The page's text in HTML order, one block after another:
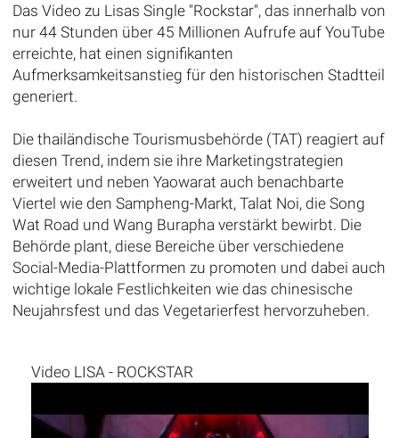
Das Video zu Lisas Single "Rockstar", das innerhalb von
nur 44 Stunden über 45 Millionen Aufrufe auf YouTube
erreichte, hat einen signifikanten
Aufmerksamkeitsanstieg für den historischen Stadtteil
generiert.
Die thailändische Tourismusbehörde (TAT) reagiert auf
diesen Trend, indem sie ihre Marketingstrategien
erweitert und neben Yaowarat auch benachbarte
Viertel wie den Sampheng-Markt, Talat Noi, die Song
Wat Road und Wang Burapha verstärkt bewirbt. Die
Behörde plant, diese Bereiche über verschiedene
Social-Media-Plattformen zu promoten und dabei auch
wichtige lokale Festlichkeiten wie das chinesische
Neujahrsfest und das Vegetarierfest hervorzuheben.
Video LISA - ROCKSTAR